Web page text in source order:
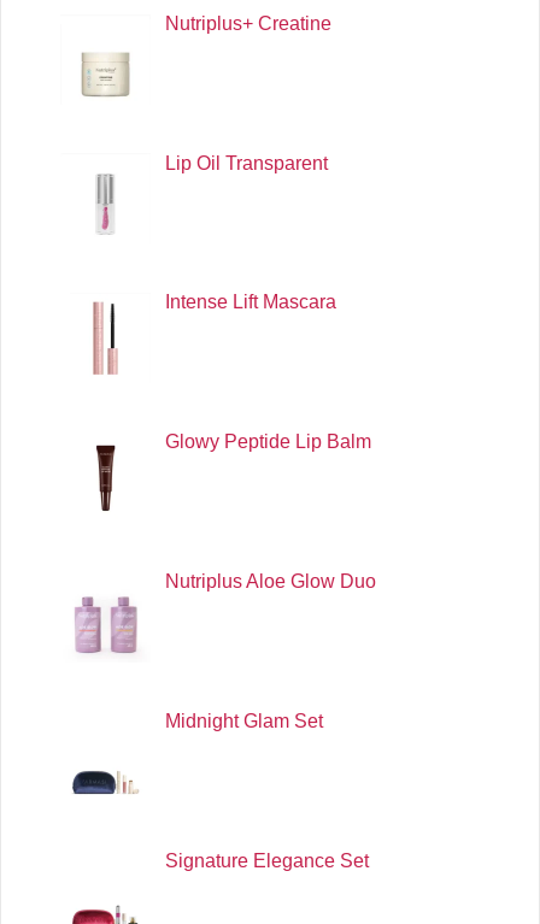
Nutriplus+ Creatine
Lip Oil Transparent
Intense Lift Mascara
Glowy Peptide Lip Balm
Nutriplus Aloe Glow Duo
Midnight Glam Set
Signature Elegance Set